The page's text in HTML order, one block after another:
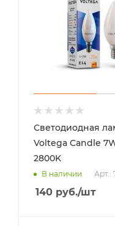
Светодиодная
Voltega Candle
2800K
В наличии Арт.:
140 руб./шт